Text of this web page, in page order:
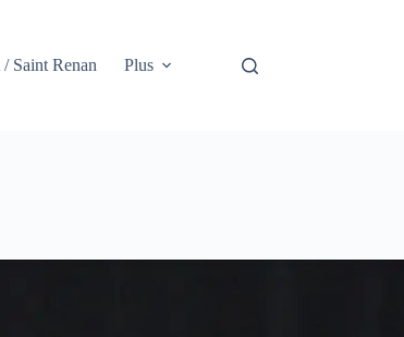
Saint Renan Plus